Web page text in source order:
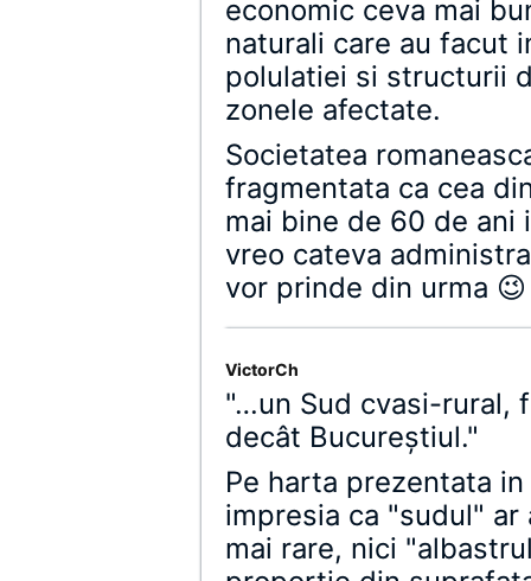
economic ceva mai
naturali care au facut
polulatiei si structurii
zonele afectate.
Societatea
fragmentata ca cea
mai bine de 60 de ani
vreo cateva
vor prinde din urma 😉
VictorCh
"…un Sud cvasi-rural,
decât Bucureştiul."
Pe harta prezentata
impresia ca "sudul"
mai rare, nici